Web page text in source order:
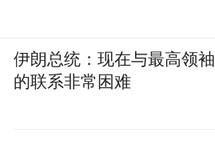
伊朗总统：现在与最高领袖
的联系非常困难